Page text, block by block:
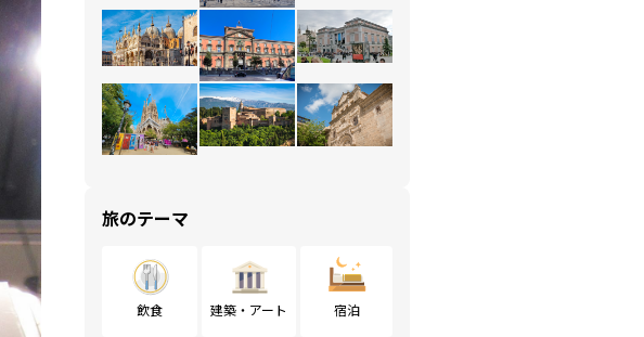
旅のテーマ
飲食 建築・アート 宿泊